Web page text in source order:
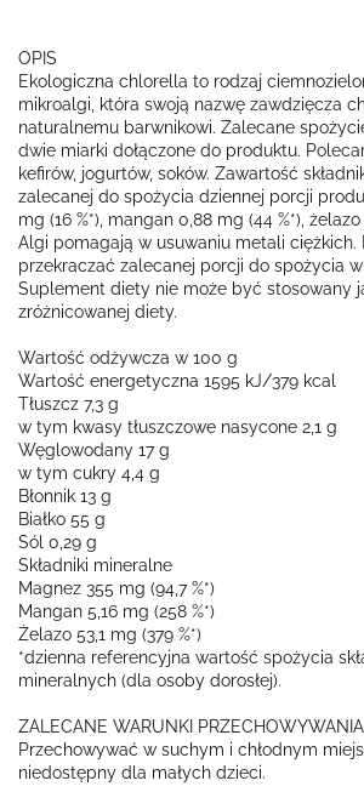
OPIS
Ekologiczna chlorella to rodzaj
mikroalgi, która swoją nazwę zawdzięcza
naturalnemu barwnikowi. Zalecane
dwie miarki dołączone do produktu.
kefirów, jogurtów, soków. Zawartość
zalecanej do spożycia dziennej porcji
mg (16 %*), mangan 0,88 mg (44 %*),
Algi pomagają w usuwaniu metali ciężkich.
przekraczać zalecanej porcji do spożycia
Suplement diety nie może być stosowany
zróżnicowanej diety.
Wartość odżywcza w 100 g
Wartość energetyczna 1595 kJ/379 kcal
Tłuszcz 7,3 g
w tym kwasy tłuszczowe nasycone 2,1 g
Węglowodany 17 g
w tym cukry 4,4 g
Błonnik 13 g
Białko 55 g
Sól 0,29 g
Składniki mineralne
Magnez 355 mg (94,7 %*)
Mangan 5,16 mg (258 %*)
Żelazo 53,1 mg (379 %*)
*dzienna referencyjna wartość spożycia
mineralnych (dla osoby dorosłej).
ZALECANE WARUNKI PRZECHOWYWANIA
Przechowywać w suchym i chłodnym
niedostępny dla małych dzieci.